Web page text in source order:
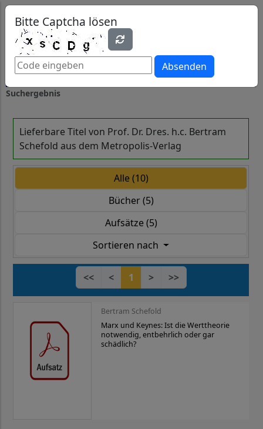
Bitte Captcha lösen
Absenden
Suchergebnis
Lieferbare Titel von Prof. Dr. Dres. h.c. Bertram
Schefold aus dem Metropolis-Verlag
Alle (10)
Bücher (5)
Aufsätze (5)
Sortieren nach
<< < 1 > >>
Bertram Schefold
Marx und Keynes: Ist die Werttheorie
notwendig, entbehrlich oder gar
schädlich?